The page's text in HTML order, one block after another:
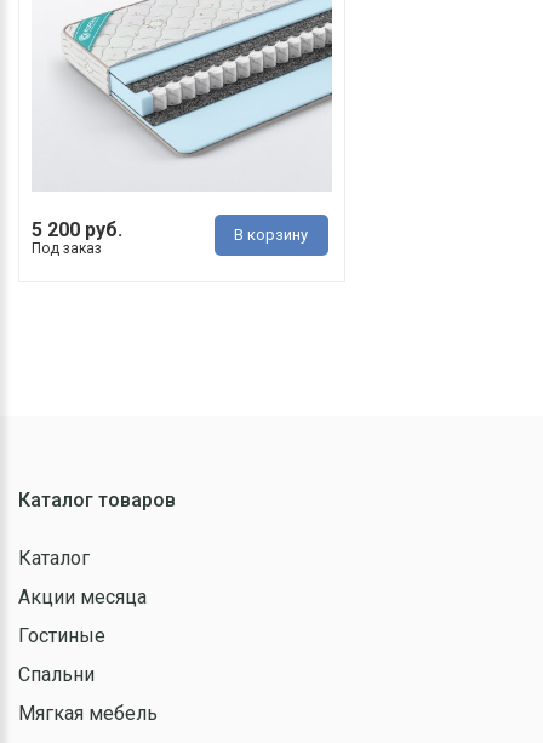
5 200 руб.
Под заказ
В корзину
Каталог товаров
Каталог
Акции месяца
Гостиные
Спальни
Мягкая мебель